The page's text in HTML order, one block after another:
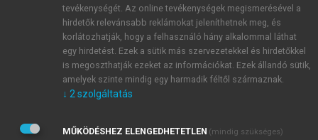
JELSZÓ ÚJRA
Kérek értesítést a MeRSZ újdonságairól, akcióiról.
Kérek értesítést az Akadémiai Kiadó Zrt. újdonságairól,
Adatkezelési tájékoztatóbanfoglaltakat tudomásul
tevékenységét. Az online tevékenységek megismerésével a
hirdetők relevánsabb reklámokat jeleníthetnek meg, és
korlátozhatják, hogy a felhasználó hány alkalommal láthat
egy hirdetést. Ezek a sütik más szervezetekkel és hirdetőkkel
is megoszthatják ezeket az információkat. Ezek állandó sütik,
amelyek szinte mindig egy harmadik féltől származnak.
↓ 2 szolgáltatás
MŰKÖDÉSHEZ ELENGEDHETETLEN (mindig szükséges)